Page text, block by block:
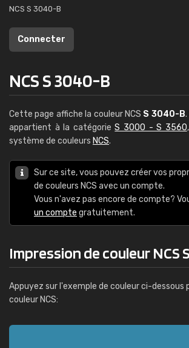
NCS S 3040-B
Connecter
NCS S 3040-B
Cette page affiche la couleur NCS S 3040-B
appartient à la catégorieS 3000 - S 3560
système de couleurs NCS.
Sur ce site, vous pouvez créer vos
de couleurs NCS avec un compte.
Vous n'avez pas encore de compte?
un compte gratuitement.
Impression de couleur NCS
Appuyez sur l'exemple de couleur ci-dessous
couleur NCS: